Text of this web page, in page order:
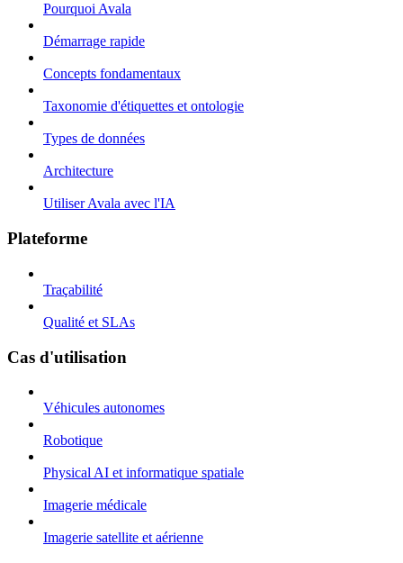
Pourquoi Avala
Démarrage rapide
Concepts fondamentaux
Taxonomie d'étiquettes et ontologie
Types de données
Architecture
Utiliser Avala avec l'IA
Plateforme
Traçabilité
Qualité et SLAs
Cas d'utilisation
Véhicules autonomes
Robotique
Physical AI et informatique spatiale
Imagerie médicale
Imagerie satellite et aérienne